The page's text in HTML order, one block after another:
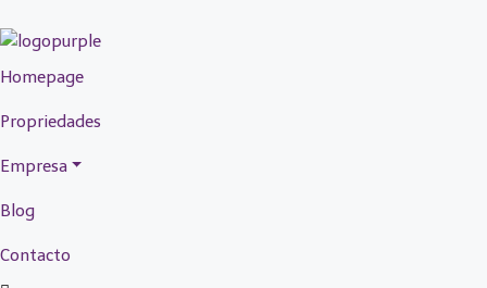
Homepage
Propriedades
Empresa
Blog
Contacto